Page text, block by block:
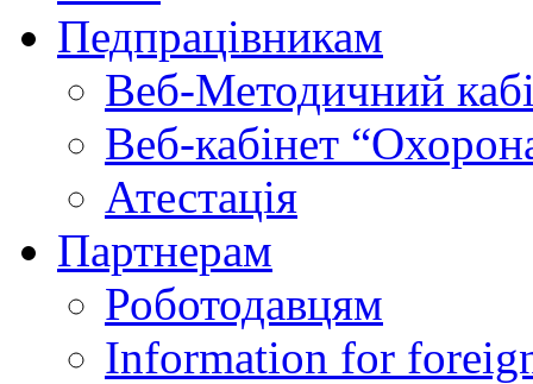
Педпрацівникам
Веб-Методичний
Веб-кабінет
Атестація
Партнерам
Роботодавцям
Information for